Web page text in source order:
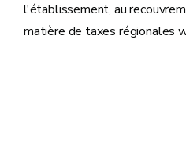
l'établissement, au
matière de taxes régionales